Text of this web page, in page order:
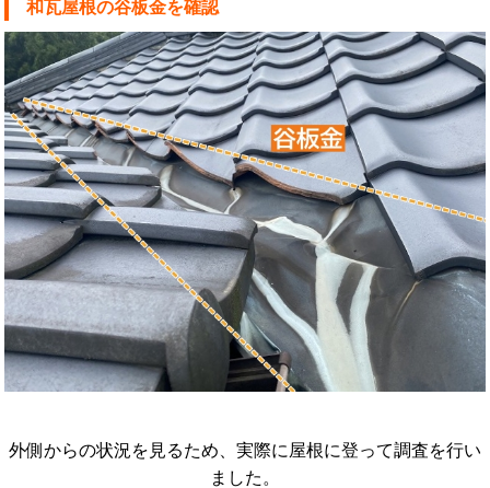
和瓦屋根の谷板金を確認
外側からの状況を見るため、実際に屋根に登って調査を行い
ました。